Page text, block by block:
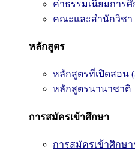
ค่าธรรมเนียมการศึ
คณะและสำนักวิชา
หลักสูตร
หลักสูตรที่เปิดสอน
หลักสูตรนานาชาติ
การสมัครเข้าศึกษา
การสมัครเข้าศึก